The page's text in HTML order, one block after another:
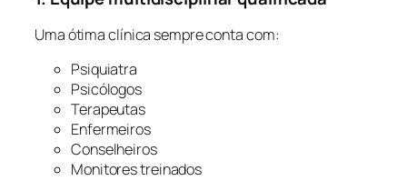
Uma ótima clínica sempre conta com:
Psiquiatra
Psicólogos
Terapeutas
Enfermeiros
Conselheiros
Monitores treinados